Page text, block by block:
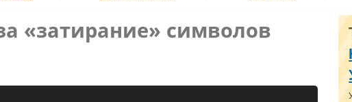
«затирание» символов